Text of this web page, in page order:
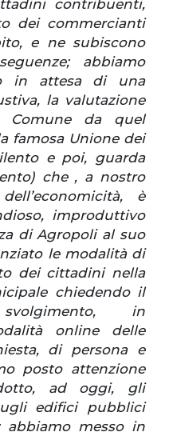
contribuenti,
dei commercianti
e ne subiscono
abbiamo
in attesa di una
la valutazione
Comune da quel
famosa Unione dei
e poi, guarda
che , a nostro
è
improduttivo
di Agropoli al suo
le modalità di
dei cittadini nella
chiedendo il
in
online delle
di persona e
posto attenzione
ad oggi, gli
edifici pubblici
abbiamo messo in